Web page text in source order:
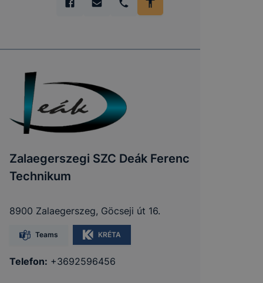
Zalaegerszegi SZC Deák Ferenc
Technikum
8900 Zalaegerszeg, Göcseji út 16.
Teams KRÉTA
Telefon: +3692596456